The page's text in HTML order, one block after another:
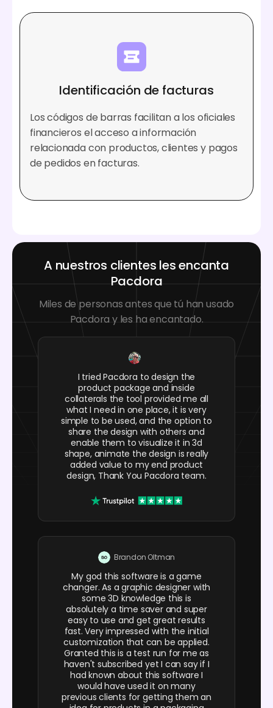
Identificación de facturas
Los códigos de barras facilitan a los oficiales
financieros el acceso a información
relacionada con productos, clientes y pagos
de pedidos en facturas.
A nuestros clientes les encanta
Pacdora
Miles de personas antes que tú han usado
Pacdora y les ha encantado.
I tried Pacdora to design the
product package and inside
collaterals the tool provided me all
what I need in one place, it is very
simple to be used, and the option to
share the design with others and
enable them to visualize it in 3d
shape, animate the design is really
added value to my end product
design, Thank You Pacdora team.
Brandon Oltman
My god this software is a game
changer. As a graphic designer with
some 3D knowledge this is
absolutely a time saver and super
easy to use and get great results
fast. Very impressed with the initial
customization that can be applied.
Granted this is a test run for me as
haven't subscribed yet I can say if I
had known about this software I
would have used it on many
previous clients for getting them an